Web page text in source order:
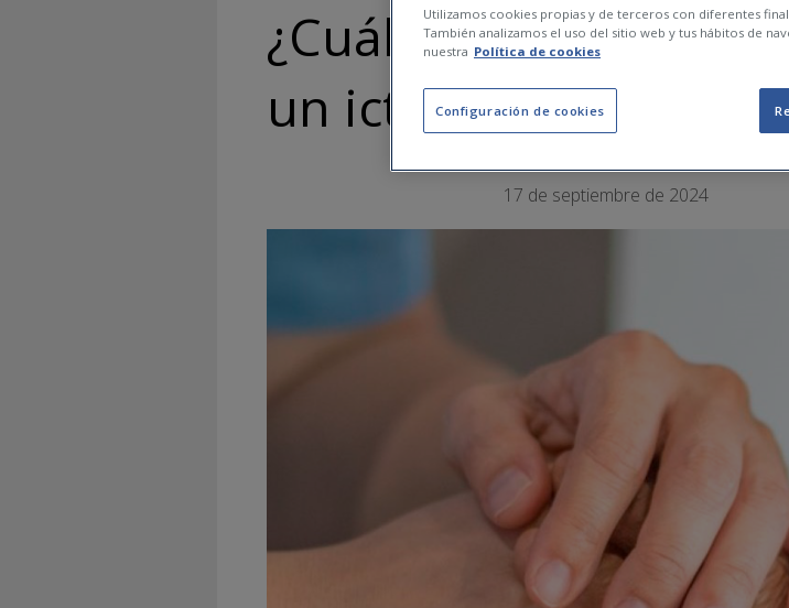
¿Cuáles son los
un ictus?
17 de septiembre de 2024
Utilizamos cookies propias y de terceros con diferentes
También analizamos el uso del sitio web y tus hábitos de
nuestra Política de cookies
Configuración de cookies